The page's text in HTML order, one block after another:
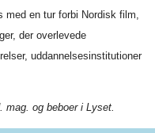
en tur forbi Nordisk film,
der overlevede
uddannelsesinstitutioner
mag. og beboer i Lyset.